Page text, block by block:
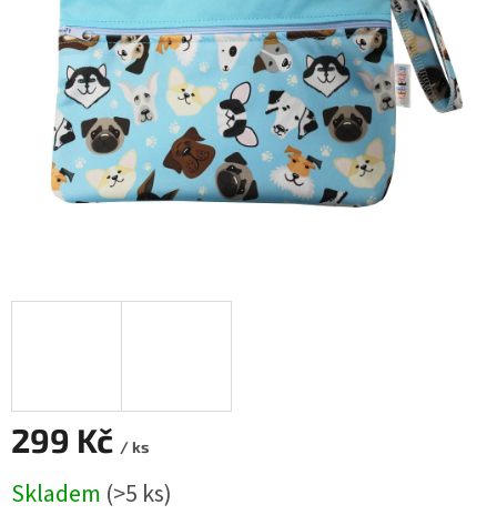
hvězdiček.
299 Kč / ks
cena:
Skladem (>5 ks)